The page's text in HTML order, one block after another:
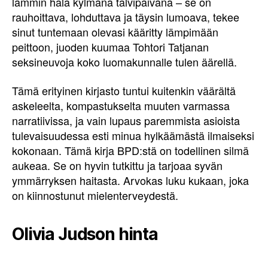
rauhoittava, lohduttava ja täysin lumoava, tekee
sinut tuntemaan olevasi kääritty lämpimään
peittoon, juoden kuumaa Tohtori Tatjanan
seksineuvoja koko luomakunnalle tulen äärellä.
Tämä erityinen kirjasto tuntui kuitenkin väärältä
askeleelta, kompastukselta muuten varmassa
narratiivissa, ja vain lupaus paremmista asioista
tulevaisuudessa esti minua hylkäämästä ilmaiseksi
kokonaan. Tämä kirja BPD:stä on todellinen silmä
aukeaa. Se on hyvin tutkittu ja tarjoaa syvän
ymmärryksen haitasta. Arvokas luku kukaan, joka
on kiinnostunut mielenterveydestä.
Olivia Judson hinta